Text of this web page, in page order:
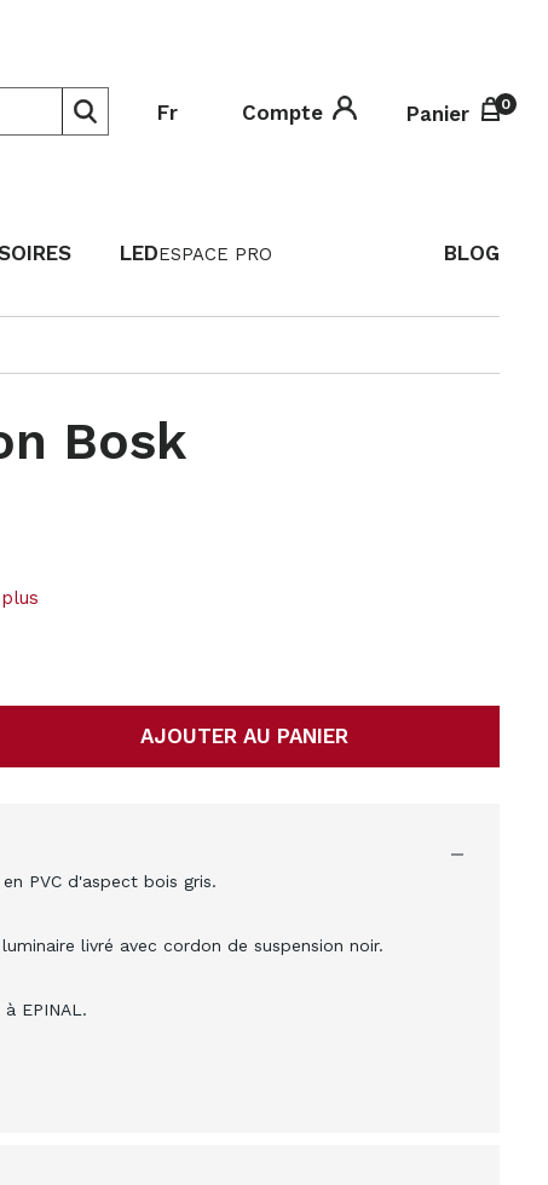
Fr Panier 0
0
Compte
LEDESPACE PRO BLOG
Bosk
AJOUTER AU PANIER
PVC d'aspect bois gris.
livré avec cordon de suspension noir.
EPINAL.